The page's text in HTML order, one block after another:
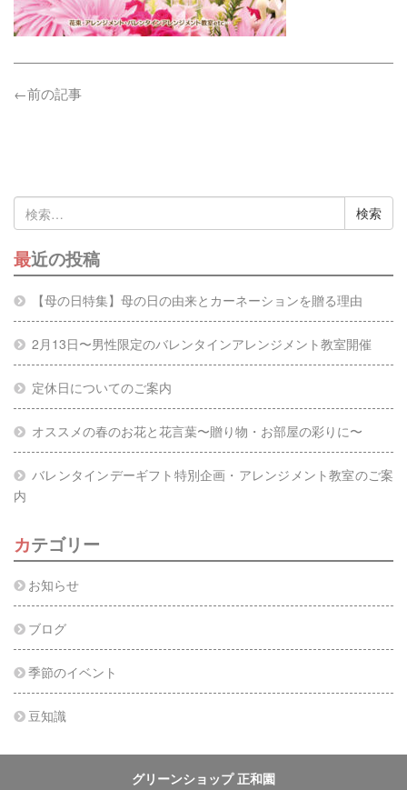
←前の記事
検
索:
最近の投稿
【母の日特集】母の日の由来とカーネーションを贈る理由
2月13日〜男性限定のバレンタインアレンジメント教室開催
定休日についてのご案内
オススメの春のお花と花言葉〜贈り物・お部屋の彩りに〜
バレンタインデーギフト特別企画・アレンジメント教室のご案
内
カテゴリー
お知らせ
ブログ
季節のイベント
豆知識
グリーンショップ 正和園